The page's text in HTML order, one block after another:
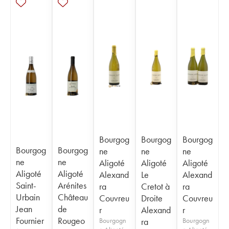
Bourgog
ne
Aligoté
Saint-
Urbain
Jean
Fournier
Bourgog
ne
Aligoté
Arénites
Château
de
Rougeo
Bourgog
ne
Aligoté
Alexand
ra
Couvreu
r
Bourgogn
Bourgog
ne
Aligoté
Le
Cretot à
Droite
Alexand
ra
Bourgog
ne
Aligoté
Alexand
ra
Couvreu
r
Bourgogn